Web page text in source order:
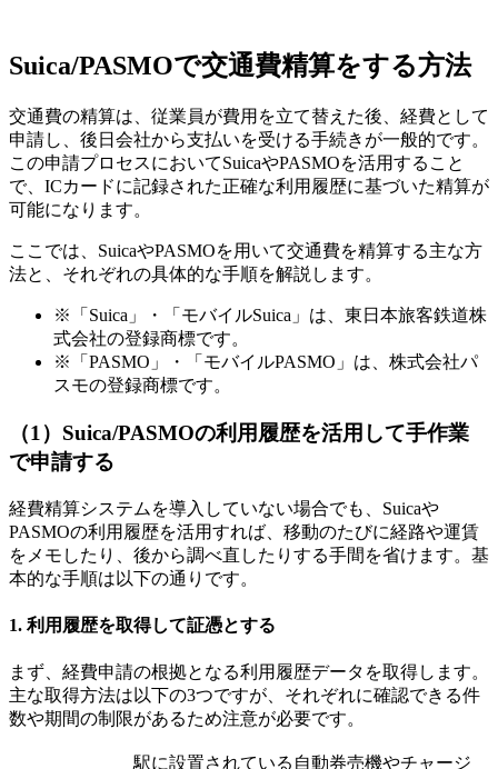
Suica/PASMOで交通費精算をする方法
交通費の精算は、従業員が費用を立て替えた後、経費として
申請し、後日会社から支払いを受ける手続きが一般的です。
この申請プロセスにおいてSuicaやPASMOを活用すること
で、ICカードに記録された正確な利用履歴に基づいた精算が
可能になります。
ここでは、SuicaやPASMOを用いて交通費を精算する主な方
法と、それぞれの具体的な手順を解説します。
※「Suica」・「モバイルSuica」は、東日本旅客鉄道株
式会社の登録商標です。
※「PASMO」・「モバイルPASMO」は、株式会社パ
スモの登録商標です。
（1）Suica/PASMOの利用履歴を活用して手作業
で申請する
経費精算システムを導入していない場合でも、Suicaや
PASMOの利用履歴を活用すれば、移動のたびに経路や運賃
をメモしたり、後から調べ直したりする手間を省けます。基
本的な手順は以下の通りです。
1. 利用履歴を取得して証憑とする
まず、経費申請の根拠となる利用履歴データを取得します。
主な取得方法は以下の3つですが、それぞれに確認できる件
数や期間の制限があるため注意が必要です。
駅に設置されている自動券売機やチャージ